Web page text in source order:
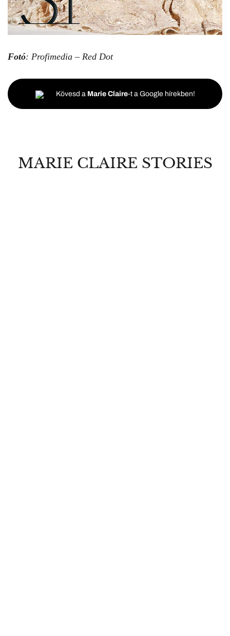
Fotó: Profimedia – Red Dot
Kövesd a Marie Claire-t a Google hírekben!
MARIE CLAIRE STORIES